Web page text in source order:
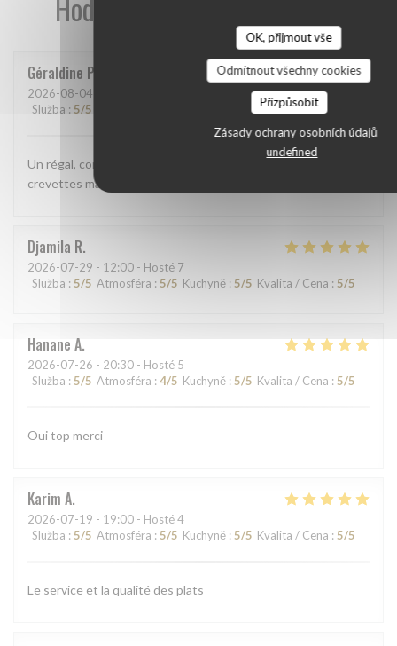
OK, přijmout vše
Odmítnout všechny cookies
Přizpůsobit
Zásady ochrany osobních údajů
undefined
Hodnocení našich zákazníků
Géraldine P
2026-08-04
Služba : 5/5 /5 Kvalita / Cena
Un régal, comme d'habitude. Cette fois ci j'ai pris la salade
crevettes mangue, délicieuse!
Djamila R
2026-07-29 - 12:00 - Hosté 7
Služba : 5/5 Atmosféra : 5/5 Kuchyně : 5/5 Kvalita / Cena : 5/5
Hanane A
2026-07-26 - 20:30 - Hosté 5
Služba : 5/5 Atmosféra : 4/5 Kuchyně : 5/5 Kvalita / Cena : 5/5
Oui top merci
Karim A
2026-07-19 - 19:00 - Hosté 4
Služba : 5/5 Atmosféra : 5/5 Kuchyně : 5/5 Kvalita / Cena : 5/5
Le service et la qualité des plats